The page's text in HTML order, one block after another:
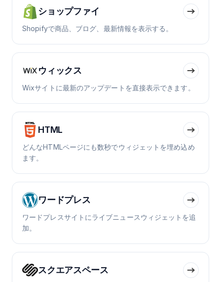
ショップファイ
Shopifyで商品、ブログ、最新情報を表示する。
ウィックス
Wixサイトに最新のアップデートを直接表示できます。
HTML
どんなHTMLページにも数秒でウィジェットを埋め込め
ます。
ワードプレス
ワードプレスサイトにライブニュースウィジェットを追
加。
スクエアスペース